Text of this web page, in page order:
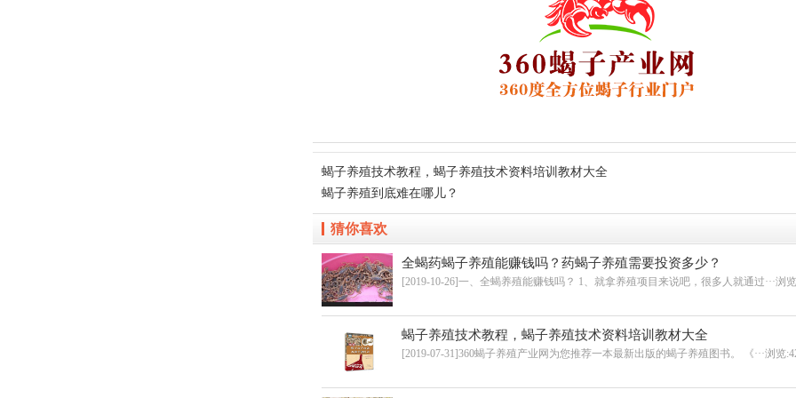
蝎子养殖技术教程，蝎子养殖技术资料培训教材大全
蝎子养殖到底难在哪儿？
猜你喜欢
全蝎药蝎子养殖能赚钱吗？药蝎子养殖需要投资多少？
[2019-10-26]一、全蝎养殖能赚钱吗？ 1、就拿养殖项目来说吧，很多人就通过···浏
蝎子养殖技术教程，蝎子养殖技术资料培训教材大全
[2019-07-31]360蝎子养殖产业网为您推荐一本最新出版的蝎子养殖图书。 《···浏览